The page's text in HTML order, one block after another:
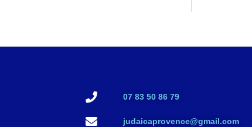
07 83 50 86 79
judaicaprovence@gmail.com